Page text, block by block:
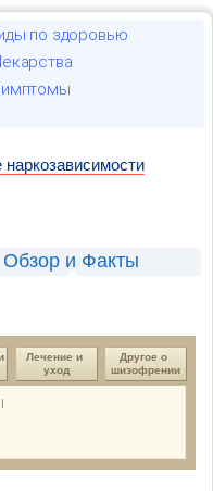
по здоровью
наркозависимости
Обзор и Факты
Лечение и
уход
Другое о
шизофрении
|